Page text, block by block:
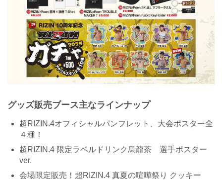
グッズ販売ブース主なラインナップ
超RIZIN.4オフィシャルパンフレット、大会ポスター全
４種！
超RIZIN.4 限定ラベルドリンク烏龍茶 選手ポスター
ver.
会場限定販売！超RIZIN.4 真夏の喧嘩祭り クッキー